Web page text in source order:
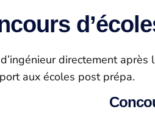
directement
aux écoles post prépa.